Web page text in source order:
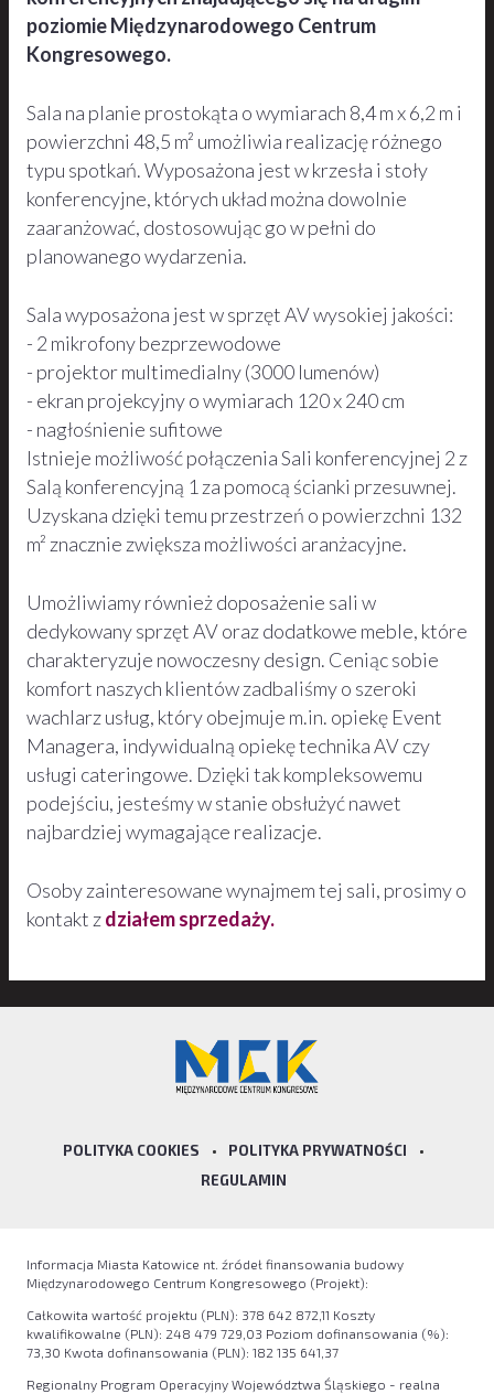
poziomie Międzynarodowego Centrum
Kongresowego.
Sala na planie prostokąta o wymiarach 8,4 m x 6,2 m i
powierzchni 48,5 m² umożliwia realizację różnego
typu spotkań. Wyposażona jest w krzesła i stoły
konferencyjne, których układ można dowolnie
zaaranżować, dostosowując go w pełni do
planowanego wydarzenia.
Sala wyposażona jest w sprzęt AV wysokiej jakości:
- 2 mikrofony bezprzewodowe
- projektor multimedialny (3000 lumenów)
- ekran projekcyjny o wymiarach 120 x 240 cm
- nagłośnienie sufitowe
Istnieje możliwość połączenia Sali konferencyjnej 2 z
Salą konferencyjną 1 za pomocą ścianki przesuwnej.
Uzyskana dzięki temu przestrzeń o powierzchni 132
m² znacznie zwiększa możliwości aranżacyjne.
Umożliwiamy również doposażenie sali w
dedykowany sprzęt AV oraz dodatkowe meble, które
charakteryzuje nowoczesny design. Ceniąc sobie
komfort naszych klientów zadbaliśmy o szeroki
wachlarz usług, który obejmuje m.in. opiekę Event
Managera, indywidualną opiekę technika AV czy
usługi cateringowe. Dzięki tak kompleksowemu
podejściu, jesteśmy w stanie obsłużyć nawet
najbardziej wymagające realizacje.
Osoby zainteresowane wynajmem tej sali, prosimy o
kontakt zdziałem sprzedaży.
POLITYKA COOKIES • POLITYKA PRYWATNOŚCI
•
REGULAMIN
Informacja Miasta Katowice nt. źródeł finansowania budowy
Międzynarodowego Centrum Kongresowego (Projekt):
Całkowita wartość projektu (PLN): 378 642 872,11 Koszty
kwalifikowalne (PLN): 248 479 729,03 Poziom dofinansowania (%):
73,30 Kwota dofinansowania (PLN): 182 135 641,37
Regionalny Program Operacyjny Województwa Śląskiego - realna